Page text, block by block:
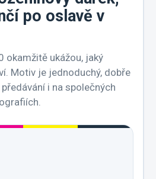
po oslavě v
okamžitě ukážou, jaký
Motiv je jednoduchý, dobře
i na společných